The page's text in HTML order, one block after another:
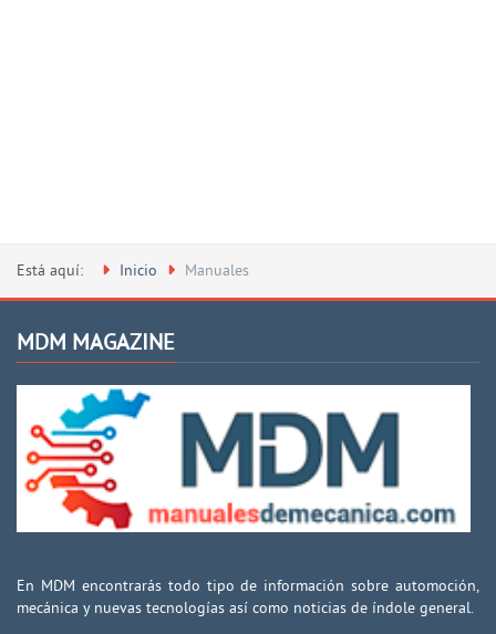
Está aquí: Inicio Manuales
MDM MAGAZINE
En MDM encontrarás todo tipo de información sobre automoción,
mecánica y nuevas tecnologías así como noticias de índole general.